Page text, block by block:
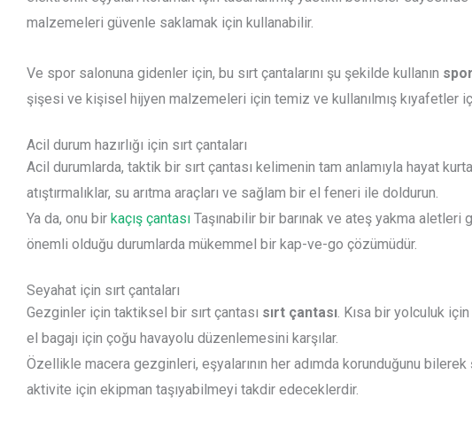
malzemeleri güvenle saklamak için kullanabilir.
Ve spor salonuna gidenler için, bu sırt çantalarını şu şekilde kullanın
şişesi ve kişisel hijyen malzemeleri için temiz ve kullanılmış kıyafetler
Acil durum hazırlığı için sırt çantaları
Acil durumlarda, taktik bir sırt çantası kelimenin tam anlamıyla hayat
atıştırmalıklar, su arıtma araçları ve sağlam bir el feneri ile doldurun.
Ya da, onu bir kaçış çantası Taşınabilir bir barınak ve ateş yakma
önemli olduğu durumlarda mükemmel bir kap-ve-go çözümüdür.
Seyahat için sırt çantaları
Gezginler için taktiksel bir sırt çantası sırt çantası. Kısa bir yolculuk
el bagajı için çoğu havayolu düzenlemesini karşılar.
Özellikle macera gezginleri, eşyalarının her adımda korunduğunu
aktivite için ekipman taşıyabilmeyi takdir edeceklerdir.